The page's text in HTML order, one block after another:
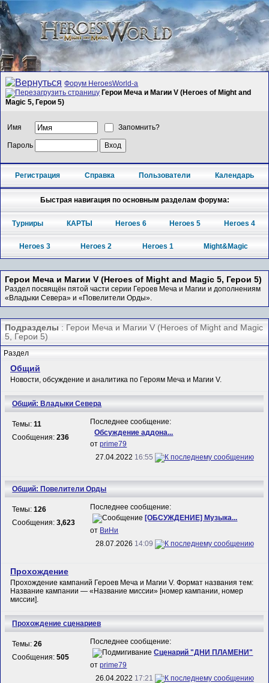
Форум HeroesWorld-а
Герои Меча и Магии V (Heroes of Might and
Magic 5, Герои 5)
Имя Запомнить?
Пароль
Регистрация Справка Пользователи Календарь
Быстрая навигация по основным разделам форума:
Турниры КАРТЫ Heroes 6 Heroes 5 Heroes 4
Heroes 3 Heroes 2 Heroes 1 Might&Magic
Герои Меча и Магии V (Heroes of Might and Magic 5, Герои 5)
Раздел посвящён пятой части серии Героев Меча и Магии и дополнениям
«Владыки Севера» и «Повелители Орды».
Подразделы : Герои Меча и Магии V (Heroes of Might and Magic
5, Герои 5)
Раздел
Общий
Новости, обсуждение и аналитика по Героям Меча и Магии V.
Общий: Владыки Севера
Темы:11
Сообщения:236
Последнее сообщение:
Обсуждение аддона...
отprime79
27.04.2022 16:55
Общий: Повелители Орды
Темы:126
Сообщения:3,623
Последнее сообщение:
[ОБСУЖДЕНИЕ] Музыка...
от ВиНи
28.07.2026 14:09
Прохождение
Прохождение кампаний Героев Меча и Магии V. Формат названия тем:
Название кампании — «Название миссии» [номер кампании, номер
миссии].
Прохождение сценариев
Темы:26
Сообщения:505
Последнее сообщение:
Сценарий "ДНИ ПЛАМЕНИ"
отprime79
26.04.2022 17:21